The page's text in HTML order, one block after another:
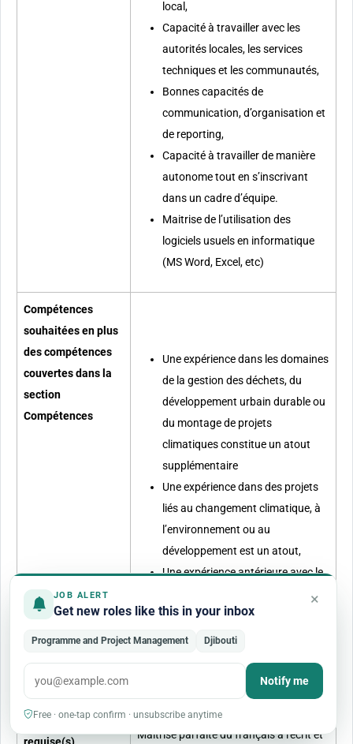
local,
Capacité à travailler avec les
autorités locales, les services
techniques et les communautés,
Bonnes capacités de
communication, d’organisation et
de reporting,
Capacité à travailler de manière
autonome tout en s’inscrivant
dans un cadre d’équipe.
Maitrise de l’utilisation des
logiciels usuels en informatique
(MS Word, Excel, etc)
Compétences
souhaitées en plus
des compétences
couvertes dans la
section
Compétences
Une expérience dans les domaines
de la gestion des déchets, du
développement urbain durable ou
du montage de projets
climatiques constitue un atout
supplémentaire
Une expérience dans des projets
liés au changement climatique, à
l’environnement ou au
développement est un atout,
Une expérience antérieure avec le
PNUD, les Nations Unies ou des
projets similaires est un atout.
La connaissance de l'anglais à
l'écrit et à l'oral serait un atout
Langue(s)
Maîtrise parfaite du français à l'écrit et
JOB ALERT
Get new roles like this in your inbox
×
Programme and Project Management Djibouti
Notify me
Free · one-tap confirm · unsubscribe anytime